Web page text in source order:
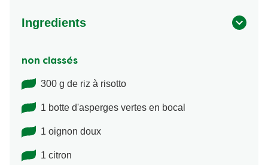
Ingredients
non classés
300 g de riz à risotto
1 botte d'asperges vertes en bocal
1 oignon doux
1 citron